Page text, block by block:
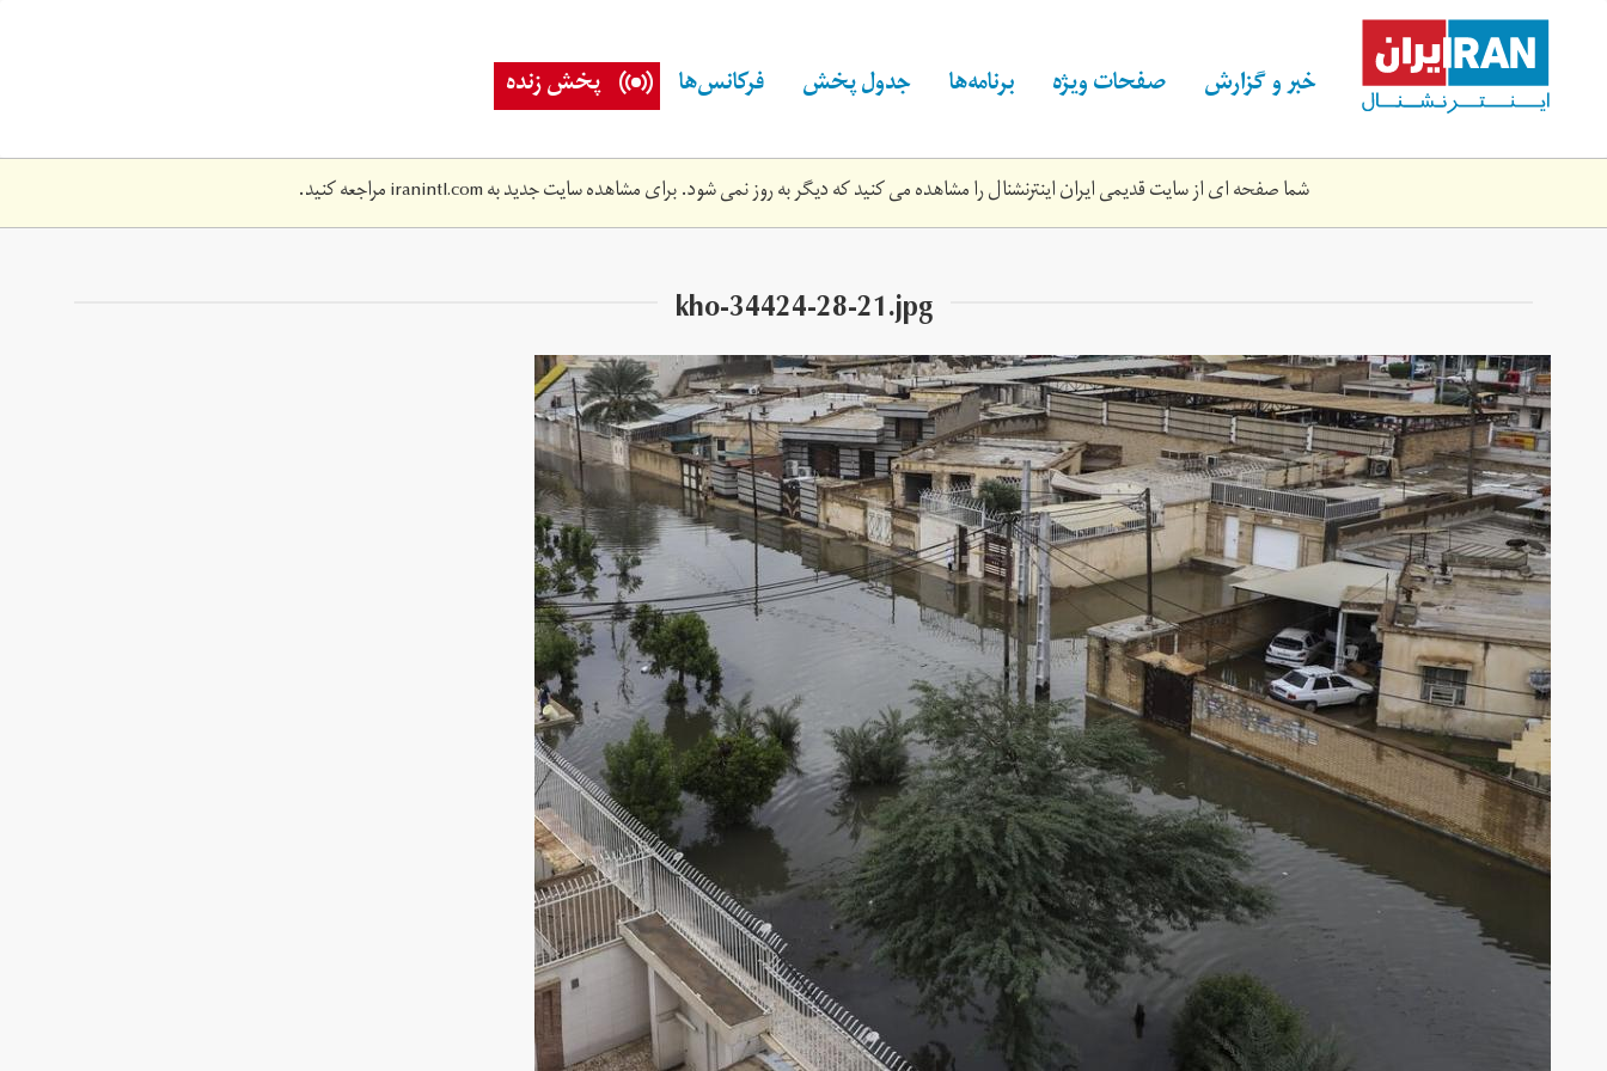
content خبر و گزارش صفحات ویژه برنامه‌ها جدول پخش فرکانس‌ها پخش زنده
شما صفحه ای از سایت قدیمی ایران اینترنشنال را مشاهده می کنید که دیگر به روز نمی شود. برای مشاهده سایت جدید بهiranintl.comمراجعه کنید.
kho-34424-28-21.jpg